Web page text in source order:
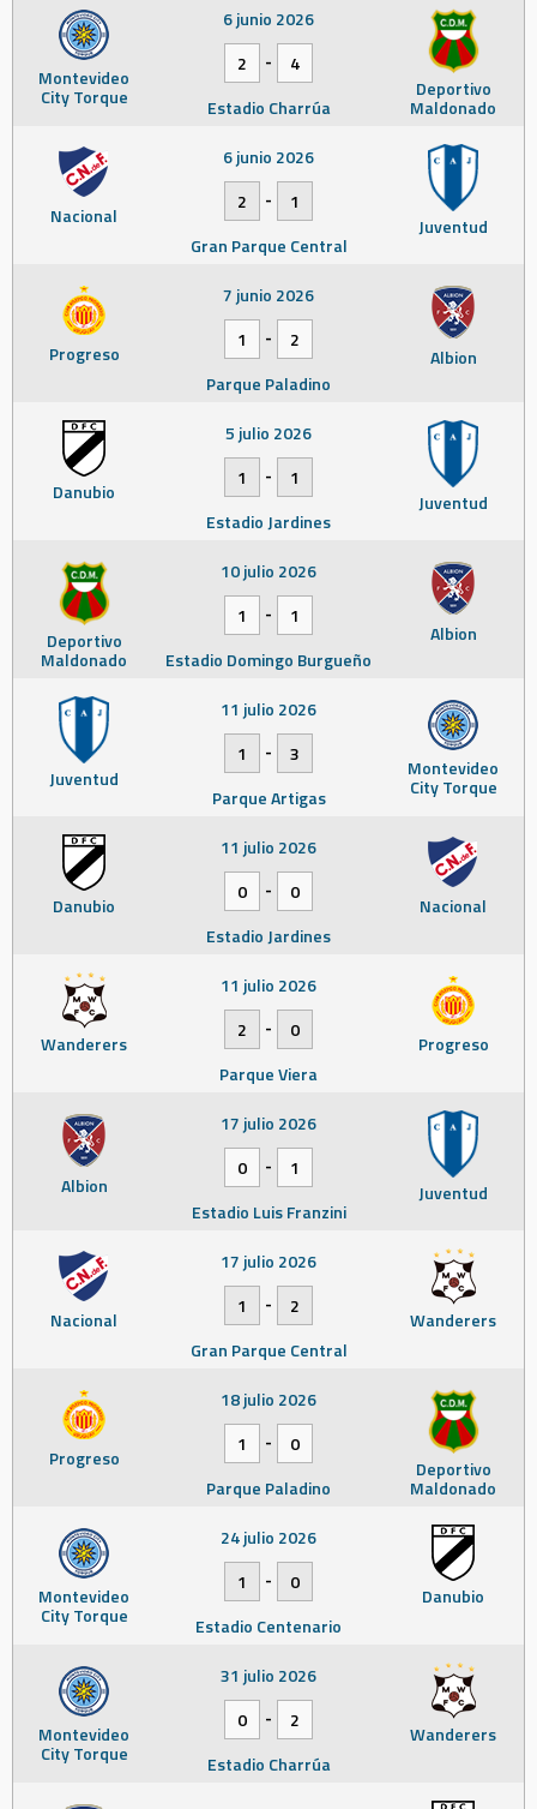
Montevideo
City Torque Deportivo
Maldonado
6 junio 2026
2
-
4
Estadio Charrúa
Nacional Juventud
6 junio 2026
2
-
1
Gran Parque Central
Progreso Albion
7 junio 2026
1
-
2
Parque Paladino
Danubio Juventud
5 julio 2026
1
-
1
Estadio Jardines
Deportivo
Maldonado
Albion
10 julio 2026
1
-
1
Estadio Domingo Burgueño
Juventud Montevideo
City Torque
11 julio 2026
1
-
3
Parque Artigas
Danubio Nacional
11 julio 2026
0
-
0
Estadio Jardines
Wanderers Progreso
11 julio 2026
2
-
0
Parque Viera
Albion Juventud
17 julio 2026
0
-
1
Estadio Luis Franzini
Nacional Wanderers
17 julio 2026
1
-
2
Gran Parque Central
Progreso Deportivo
Maldonado
18 julio 2026
1
-
0
Parque Paladino
Montevideo
City Torque
Danubio
24 julio 2026
1
-
0
Estadio Centenario
Montevideo
City Torque
Wanderers
31 julio 2026
0
-
2
Estadio Charrúa